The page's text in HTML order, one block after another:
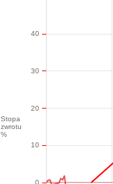
Stopa
zwrotu
%
0
10
20
30
40